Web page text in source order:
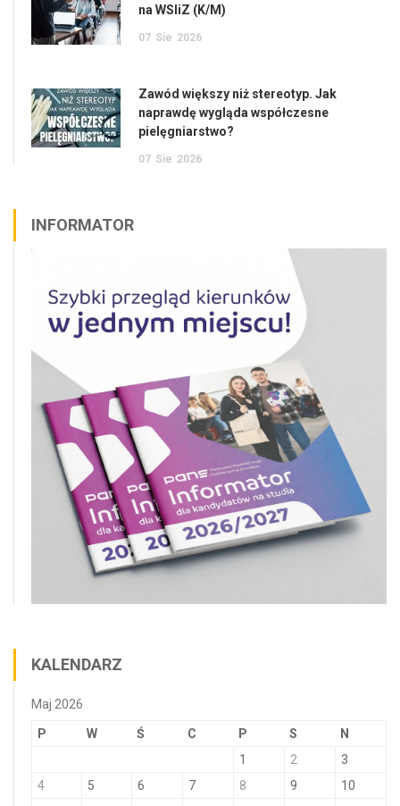
na WSIiZ (K/M)
07 Sie 2026
Zawód większy niż stereotyp. Jak
naprawdę wygląda współczesne
pielęgniarstwo?
07 Sie 2026
INFORMATOR
KALENDARZ
Maj 2026
P W Ś C P S
N
1
2
3
4
5 6 7 8 9
10